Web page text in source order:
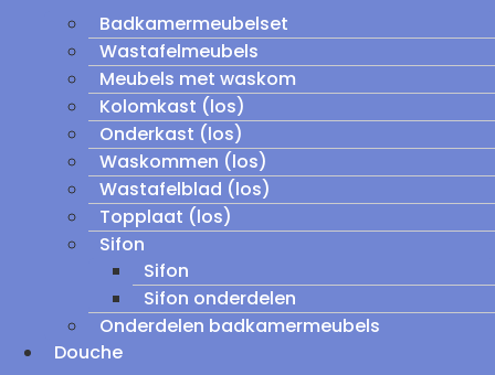
Badkamermeubelset
Wastafelmeubels
Meubels met waskom
Kolomkast (los)
Onderkast (los)
Waskommen (los)
Wastafelblad (los)
Topplaat (los)
Sifon
Sifon
Sifon onderdelen
Onderdelen badkamermeubels
Douche